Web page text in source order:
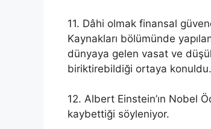
11. Dâhi olmak finansal
Kaynakları bölümünde
dünyaya gelen vasat ve
biriktirebildiği ortaya konuldu.
12. Albert Einstein’ın Nobel
kaybettiği söyleniyor.